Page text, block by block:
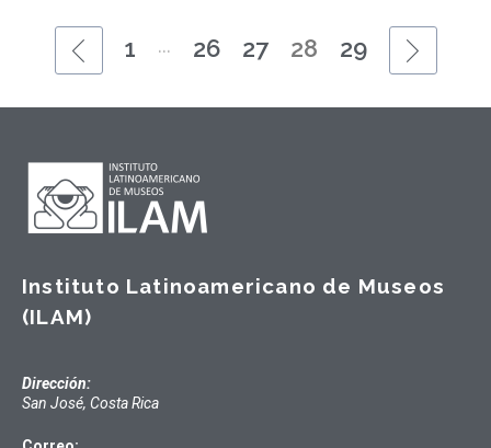
1 ... 26 27 28 29
Instituto Latinoamericano de Museos
(ILAM)
Dirección:
San José, Costa Rica